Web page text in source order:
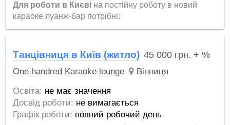
Для роботи в Києві на постійну роботу в новий
караоке луанж-бар потрібні:
Танцівниця в Київ (житло) 45 000 грн. + %
One handred Karaoke lounge Вінниця
Освіта: не має значення
Досвід роботи: не вимагається
Графік роботи: повний робочий день